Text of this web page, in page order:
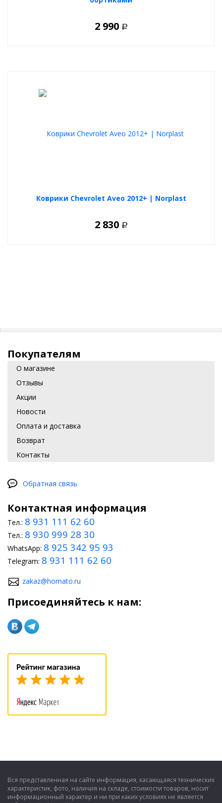
2 990 Р
Коврики Chevrolet Aveo 2012+ | Norplast
2 830 Р
Покупателям
О магазине
Отзывы
Акции
Новости
Оплата и доставка
Возврат
Контакты
Обратная связь
Контактная информация
Тел.: 8 931 111 62 60
Тел.: 8 930 999 28 30
WhatsApp: 8 925 342 95 93
Telegram: 8 931 111 62 60
zakaz@homato.ru
Присоединяйтесь к нам:
Вся представленная на сайте информация, касающаяся технических
характеристик, фото, наличия на складе, стоимости товаров, носит
информационный характер и ни при каких условиях не является